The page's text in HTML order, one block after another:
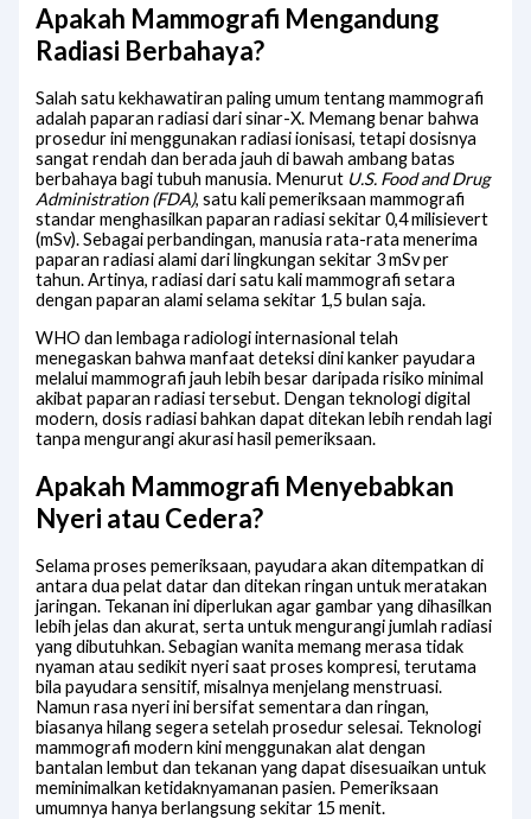
Apakah Mammografi Mengandung
Radiasi Berbahaya?
Salah satu kekhawatiran paling umum tentang mammografi
adalah paparan radiasi dari sinar-X. Memang benar bahwa
prosedur ini menggunakan radiasi ionisasi, tetapi dosisnya
sangat rendah dan berada jauh di bawah ambang batas
berbahaya bagi tubuh manusia. Menurut U.S. Food and Drug
Administration (FDA), satu kali pemeriksaan mammografi
standar menghasilkan paparan radiasi sekitar 0,4 milisievert
(mSv). Sebagai perbandingan, manusia rata-rata menerima
paparan radiasi alami dari lingkungan sekitar 3 mSv per
tahun. Artinya, radiasi dari satu kali mammografi setara
dengan paparan alami selama sekitar 1,5 bulan saja.
WHO dan lembaga radiologi internasional telah
menegaskan bahwa manfaat deteksi dini kanker payudara
melalui mammografi jauh lebih besar daripada risiko minimal
akibat paparan radiasi tersebut. Dengan teknologi digital
modern, dosis radiasi bahkan dapat ditekan lebih rendah lagi
tanpa mengurangi akurasi hasil pemeriksaan.
Apakah Mammografi Menyebabkan
Nyeri atau Cedera?
Selama proses pemeriksaan, payudara akan ditempatkan di
antara dua pelat datar dan ditekan ringan untuk meratakan
jaringan. Tekanan ini diperlukan agar gambar yang dihasilkan
lebih jelas dan akurat, serta untuk mengurangi jumlah radiasi
yang dibutuhkan. Sebagian wanita memang merasa tidak
nyaman atau sedikit nyeri saat proses kompresi, terutama
bila payudara sensitif, misalnya menjelang menstruasi.
Namun rasa nyeri ini bersifat sementara dan ringan,
biasanya hilang segera setelah prosedur selesai. Teknologi
mammografi modern kini menggunakan alat dengan
bantalan lembut dan tekanan yang dapat disesuaikan untuk
meminimalkan ketidaknyamanan pasien. Pemeriksaan
umumnya hanya berlangsung sekitar 15 menit.